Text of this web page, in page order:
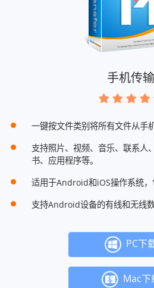
手机传输
一键按文件类别将所有文件从手
支持照片、视频、音乐、联系人
书、应用程序等。
适用于Android和iOS操作系统，
支持Android设备的有线和无线数
PC下
Mac下